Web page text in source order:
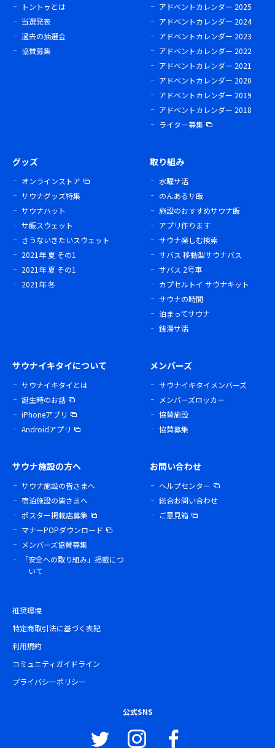
トントゥとは
当選発表
過去の抽選会
協賛募集
アドベントカレンダー 2025
アドベントカレンダー 2024
アドベントカレンダー 2023
アドベントカレンダー 2022
アドベントカレンダー 2021
アドベントカレンダー 2020
アドベントカレンダー 2019
アドベントカレンダー 2018
ライター募集
グッズ
オンラインストア
サウナグッズ特集
サウナハット
サ飯スウェット
さうないきたいスウェット
2021年 夏 その1
2021年 夏 その1
2021年 冬
取り組み
水曜サ活
のんあるサ飯
施設のおすすめサウナ飯
アプリ作ります
サウナ楽しむ検索
サバス 移動型サウナバス
サバス 2号車
カプセルトイ サウナキット
サウナの時間
泊まってサウナ
銭湯サ活
サウナイキタイについて
サウナイキタイとは
誕生時のお話
iPhoneアプリ
Androidアプリ
メンバーズ
サウナイキタイメンバーズ
メンバーズロッカー
協賛施設
協賛募集
サウナ施設の方へ
サウナ施設の皆さまへ
宿泊施設の皆さまへ
ポスター掲載店募集
マナーPOPダウンロード
メンバーズ協賛募集
「安全への取り組み」掲載につ
いて
お問い合わせ
ヘルプセンター
総合お問い合わせ
ご意見箱
推奨環境
特定商取引法に基づく表記
利用規約
コミュニティガイドライン
プライバシーポリシー
公式SNS